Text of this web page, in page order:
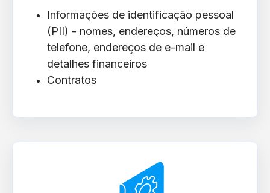
Informações de identificação pessoal
(PII) - nomes, endereços, números de
telefone, endereços de e-mail e
detalhes financeiros
Contratos